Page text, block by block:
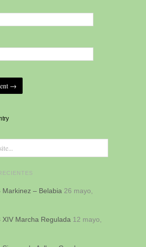
Markinez – Belabia 26 mayo,
XIV Marcha Regulada 12 mayo,